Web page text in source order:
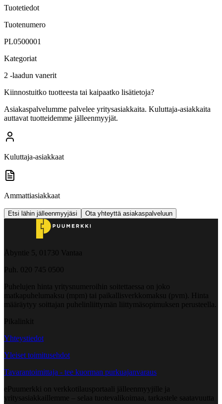
Tuotetiedot
Tuotenumero
PL0500001
Kategoriat
2 -laadun vanerit
Kiinnostuitko tuotteesta tai kaipaatko lisätietoja?
Asiakaspalvelumme palvelee yritysasiakkaita. Kuluttaja-asiakkaita
auttavat tuotteidemme jälleenmyyjät.
Kuluttaja-asiakkaat
Ammattiasiakkaat
Etsi lähin jälleenmyyjäsi Ota yhteyttä asiakaspalveluun
Åbyntie 5, 01730 Vantaa
Puh. 020 745 0500
Puhelujen hinta yritysnumeroihin soitettaessa on joko
matkapuhelumaksu (mpm) tai paikallisverkkomaksu (pvm). Hinta
määräytyy soittajan puhelinliittymän liittymäsopimuksen perusteella.
Pikalinkit
Yhteystiedot
Yleiset toimitusehdot
Tavarantoimittaja - tee kuorman purkuajanvaraus
ePuumerkki on verkkotilausportaali jälleenmyyjille ja
yritysasiakkaillemme – selaa tuotevalikoimaa, tarkastele saatavuutta